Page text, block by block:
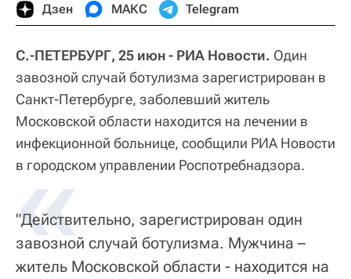
Дзен МАКС Telegram
С.-ПЕТЕРБУРГ, 25 июн - РИА Новости. Один
завозной случай ботулизма зарегистрирован в
Санкт-Петербурге, заболевший житель
Московской области находится на лечении в
инфекционной больнице, сообщили РИА Новости
в городском управлении Роспотребнадзора.
«
"Действительно, зарегистрирован один
завозной случай ботулизма. Мужчина –
житель Московской области - находится на